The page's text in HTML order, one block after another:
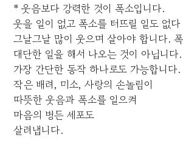
* 웃음보다 강력한 것이 폭소입니다.
웃을 일이 없고 폭소를 터뜨릴 일도 없다
그날그날 많이 웃으며 살아야 합니다.
대단한 일을 해서 나오는 것이 아닙니다.
가장 간단한 동작 하나로도 가능합니다.
작은 배려, 미소, 사랑의 손놀림이
따뜻한 웃음과 폭소를 일으켜
마음의 병든 세포도
살려냅니다.